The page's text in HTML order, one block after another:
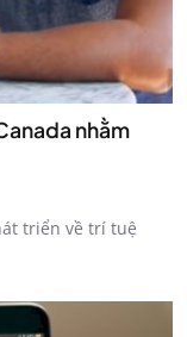
nhằm
triển về trí tuệ